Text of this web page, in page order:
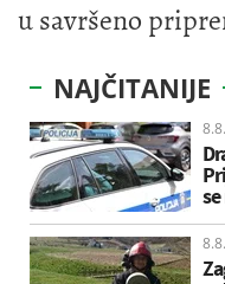
u savršeno
NAJČITANIJE